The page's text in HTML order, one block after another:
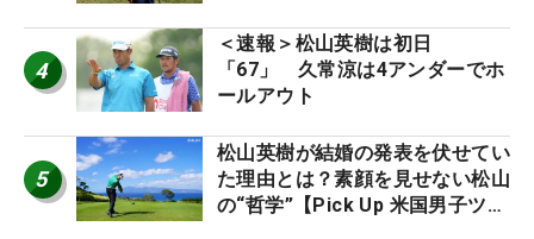
4
＜速報＞松山英樹は初日
「67」 久常涼は4アンダーでホ
ールアウト
5
松山英樹が結婚の発表を伏せてい
た理由とは？素顔を見せない松山
の“哲学”【Pick Up 米国男子ツア